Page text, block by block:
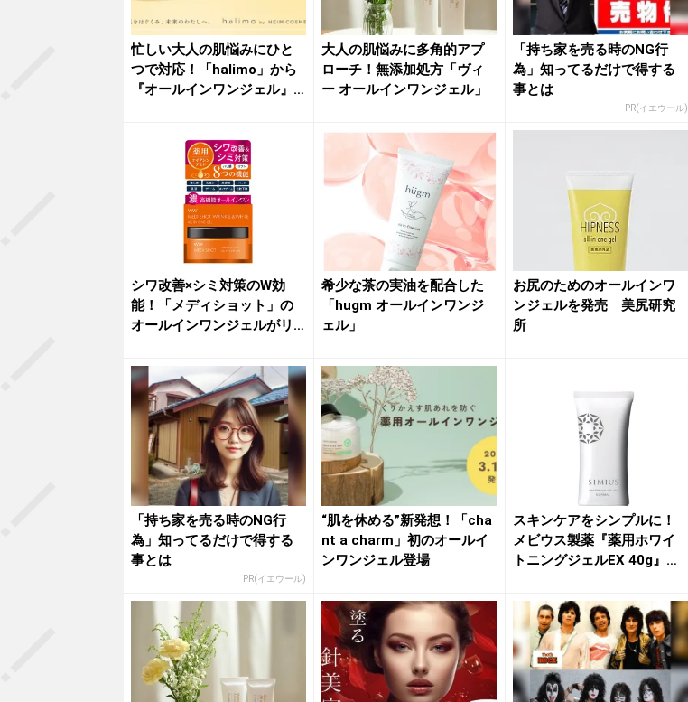
忙しい大人の肌悩みにひと
つで対応！「halimo」から
『オールインワンジェル』
大人の肌悩みに多角的アプ
ローチ！無添加処方「ヴィ
ー オールインワンジェル」
「持ち家を売る時のNG行
為」知ってるだけで得する
事とは
PR(イエウール)
シワ改善×シミ対策のW効
能！「メディショット」の
オールインワンジェルがリ
希少な茶の実油を配合した
「hugm オールインワンジ
ェル」
お尻のためのオールインワ
ンジェルを発売 美尻研究
所
「持ち家を売る時のNG行
為」知ってるだけで得する
事とは
PR(イエウール)
“肌を休める”新発想！「cha
nt a charm」初のオールイ
ンワンジェル登場
スキンケアをシンプルに！
メビウス製薬『薬用ホワイ
トニングジェルEX 40g』を